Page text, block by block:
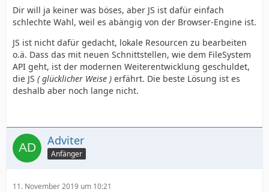
Dir will ja keiner was böses, aber JS ist dafür einfach
schlechte Wahl, weil es abängig von der Browser-Engine ist.
JS ist nicht dafür gedacht, lokale Resourcen zu bearbeiten
o.ä. Dass das mit neuen Schnittstellen, wie dem FileSystem
API geht, ist der modernen Weiterentwicklung geschuldet,
die JS ( glücklicher Weise ) erfährt. Die beste Lösung ist es
deshalb aber noch lange nicht.
Adviter
Anfänger
11. November 2019 um 10:21